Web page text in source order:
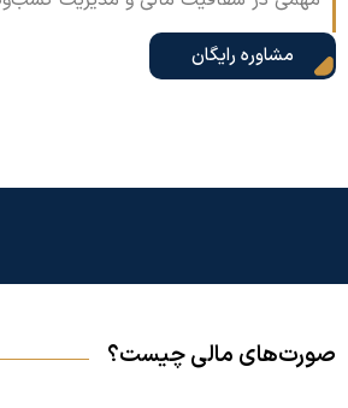
مشاوره رایگان
صورت‌های مالی چیست؟